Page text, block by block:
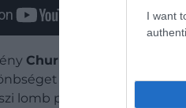
I want
Chur
küzd le. Az út
lomb pedig aranyba és